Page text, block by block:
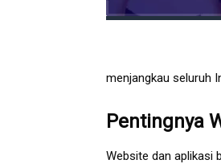
menjangkau seluruh
Pentingnya
Website dan aplikasi